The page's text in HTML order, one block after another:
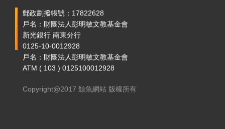
郵政劃撥帳號：17822628
戶名：財團法人彭明敏文教基金會
新光銀行 南東分行
0125-10-0012928
戶名：財團法人彭明敏文教基金會
ATM ( 103 ) 0125100012928
Copyright@2017 鯨魚網站 版權所有